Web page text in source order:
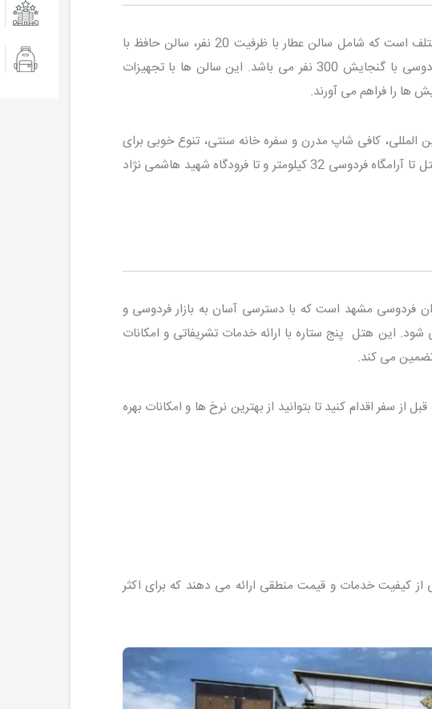
هتل پردیسان دارای چهار سالن همایش با ظرفیت های مختلف است که شامل سالن عطار با ظرفیت 20 نفر، سالن حافظ با
گنجایش 30 نفر، سالن خیام با ظرفیت 100 نفر و سالن فردوسی با گنجایش 300 نفر می باشد. این سالن ها با تجهیزات
ها را فراهم می آورند.
المللی، کافی شاپ مدرن و سفره خانه سنتی، تنوع خوبی برای
تامین نیازهای غذایی میهمانان ایجاد کرده اند. فاصله این هتل تا آرامگاه فردوسی 32 کیلومتر و تا فرودگاه شهید هاشمی نژاد
فردوسی مشهد است که با دسترسی آسان به بازار فردوسی و
این هتل پنج ستاره با ارائه خدمات تشریفاتی و امکانات
می کند.
سفر اقدام کنید تا بتوانید از بهترین نرخ ها و امکانات بهره
کیفیت خدمات و قیمت منطقی ارائه می دهند که برای اکثر